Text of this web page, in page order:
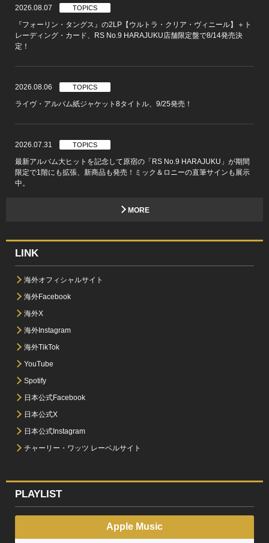
2026.08.07 TOPICS
『フォーリン・タングス』の2LP【ウルトラ・クリア・ヴィニール】＋ト
レーディング・カード、RS No.9 HARAJUKU店舗限定盤で8/14発売決
定！
2026.08.06 TOPICS
ライヴ・アルバム紙ジャケット8タイトル、9/25発売！
2026.07.31 TOPICS
最新アルバム大ヒットを記念して原宿の「RS No.9 HARAJUKU」が期間
限定で1階にも拡張、新商品も発売！ミック＆ロニーの直筆サインも展示
中。
MORE
LINK
海外オフィシャルサイト
海外Facebook
海外X
海外Instagram
海外TikTok
YouTube
Spotify
日本公式Facebook
日本公式X
日本公式Instagram
チャーリー・ワッツ レーベルサイト
PLAYLIST
Apple Music